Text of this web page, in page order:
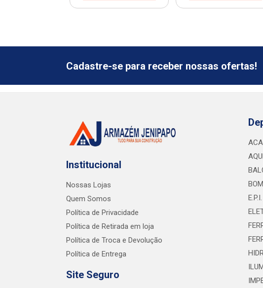
Cadastre-se para receber nossas ofertas!
Institucional
Nossas Lojas
Quem Somos
Política de Privacidade
Política de Retirada em loja
Política de Troca e Devolução
Política de Entrega
Site Seguro
E.P.I.